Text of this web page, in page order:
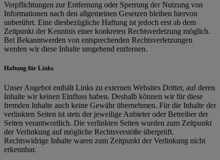
Verpflichtungen zur Entfernung oder Sperrung der Nutzung von
Informationen nach den allgemeinen Gesetzen bleiben hiervon
unberührt. Eine diesbezügliche Haftung ist jedoch erst ab dem
Zeitpunkt der Kenntnis einer konkreten Rechtsverletzung möglich.
Bei Bekanntwerden von entsprechenden Rechtsverletzungen
werden wir diese Inhalte umgehend entfernen.
Haftung für Links
Unser Angebot enthält Links zu externen Websites Dritter, auf deren
Inhalte wir keinen Einfluss haben. Deshalb können wir für diese
fremden Inhalte auch keine Gewähr übernehmen. Für die Inhalte der
verlinkten Seiten ist stets der jeweilige Anbieter oder Betreiber der
Seiten verantwortlich. Die verlinkten Seiten wurden zum Zeitpunkt
der Verlinkung auf mögliche Rechtsverstöße überprüft.
Rechtswidrige Inhalte waren zum Zeitpunkt der Verlinkung nicht
erkennbar.